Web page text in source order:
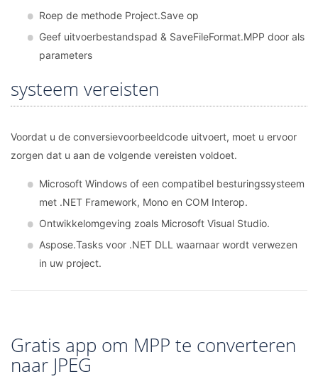
Roep de methode Project.Save op
Geef uitvoerbestandspad & SaveFileFormat.MPP door als
parameters
systeem vereisten
Voordat u de conversievoorbeeldcode uitvoert, moet u ervoor
zorgen dat u aan de volgende vereisten voldoet.
Microsoft Windows of een compatibel besturingssysteem
met .NET Framework, Mono en COM Interop.
Ontwikkelomgeving zoals Microsoft Visual Studio.
Aspose.Tasks voor .NET DLL waarnaar wordt verwezen
in uw project.
Gratis app om MPP te converteren
naar JPEG